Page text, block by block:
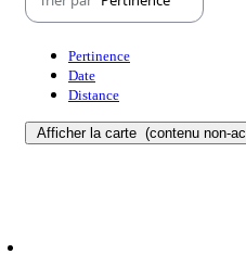
Pertinence
Date
Distance
Afficher la carte (contenu non-